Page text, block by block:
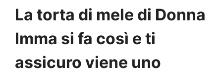
La torta di mele di Donna
Imma si fa così e ti
assicuro viene uno